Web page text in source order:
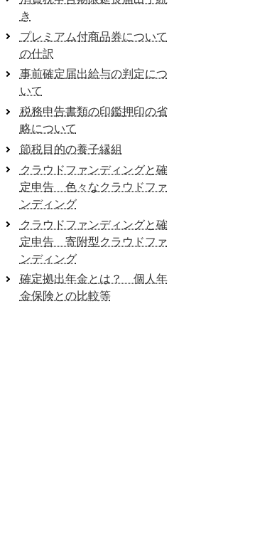
き
プレミアム付商品券について
の仕訳
事前確定届出給与の判定につ
いて
税務申告書類の印鑑押印の省
略について
節税目的の養子縁組
クラウドファンディングと確
定申告 色々なクラウドファ
ンディング
クラウドファンディングと確
定申告 寄附型クラウドファ
ンディング
確定拠出年金とは？ 個人年
金保険との比較等